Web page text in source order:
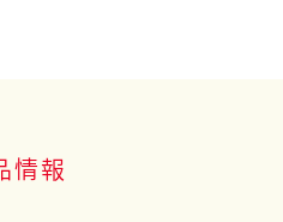
情報